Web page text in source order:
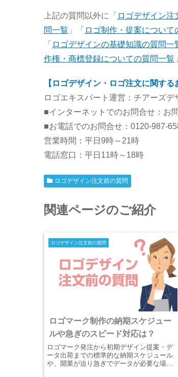
上記の質問以外に「 ロゴデザイン注
問一覧 」「 ロゴ制作・提案について
「 ロゴデザインの基礎知識の質問一
作権・商標登録についての質問一覧
【ロゴデザイン・ロゴ注文に関する
ロゴエキスパート運営：チアーズデ
■インターネットでのお問合せ：お
■お電話でのお問合せ：0120-987-
営業時間：平日9時～21時
電話窓口：平日11時～18時
ロゴデザイン注文前の質問
関連ページのご紹介
ロゴデザイン注文前の質問
ロゴマーク制作の納期スケジュー
ルや急ぎのスピード対応は？
ロゴマーク発注から初期デザイン提案・デ
ータ出荷までの標準的な納期スケジュール
や、開業が迫り急ぎでデータが必要な場合